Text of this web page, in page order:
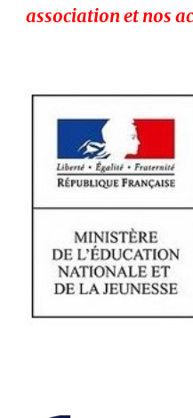
association et nos